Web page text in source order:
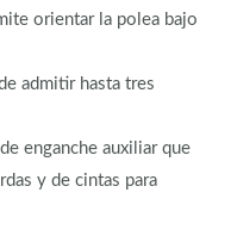
orientar la polea bajo
admitir hasta tres
enganche auxiliar que
y de cintas para